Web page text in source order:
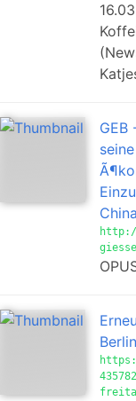
GEB